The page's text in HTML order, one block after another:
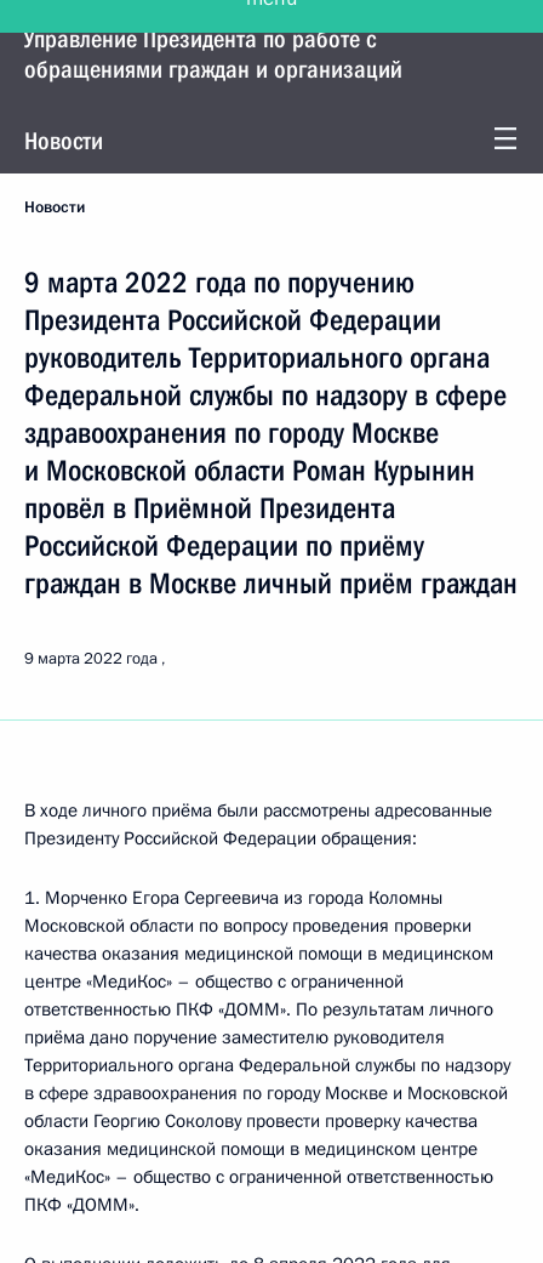
Управление Президента по работе с
обращениями граждан и организаций
Новости
Новости
9 марта 2022 года по поручению
Президента Российской Федерации
руководитель Территориального органа
Федеральной службы по надзору в сфере
здравоохранения по городу Москве
и Московской области Роман Курынин
провёл в Приёмной Президента
Российской Федерации по приёму
граждан в Москве личный приём граждан
9 марта 2022 года
В ходе личного приёма были рассмотрены адресованные
Президенту Российской Федерации обращения:
1. Морченко Егора Сергеевича из города Коломны
Московской области по вопросу проведения проверки
качества оказания медицинской помощи в медицинском
центре «МедиКос» – общество с ограниченной
ответственностью ПКФ «ДОММ». По результатам личного
приёма дано поручение заместителю руководителя
Территориального органа Федеральной службы по надзору
в сфере здравоохранения по городу Москве и Московской
области Георгию Соколову провести проверку качества
оказания медицинской помощи в медицинском центре
«МедиКос» – общество с ограниченной ответственностью
ПКФ «ДОММ».